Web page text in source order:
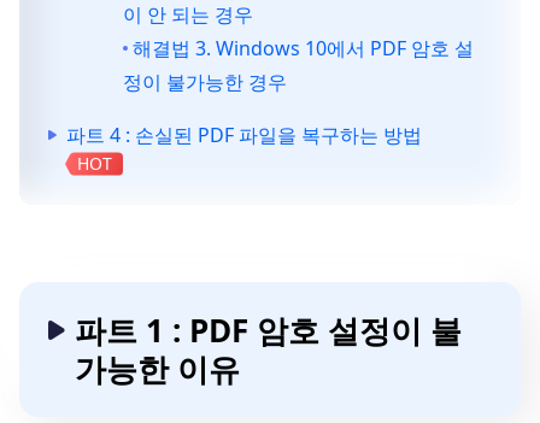
이 안 되는 경우
해결법 3. Windows 10에서 PDF 암호 설
정이 불가능한 경우
파트 4 : 손실된 PDF 파일을 복구하는 방법
HOT
파트 1 : PDF 암호 설정이 불
가능한 이유